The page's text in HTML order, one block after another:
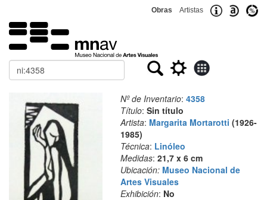
Obras Artistas
Buscar
Nº de Inventario: 4358
Título: Sin título
Artista: Margarita Mortarotti (1926-
1985)
Técnica: Linóleo
Medidas: 21,7 x 6 cm
Ubicación: Museo Nacional de
Artes Visuales
Exhibición: No